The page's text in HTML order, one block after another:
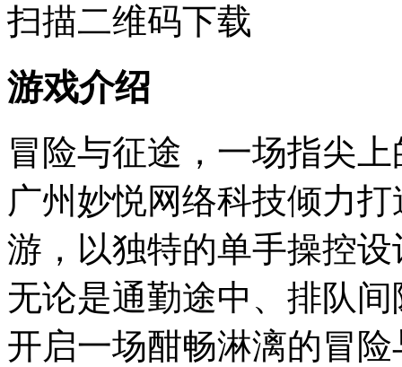
扫描二维码下载
游戏介绍
冒险与征途，一场指尖
广州妙悦网络科技倾力
游，以独特的单手操控
无论是通勤途中、排队
开启一场酣畅淋漓的冒